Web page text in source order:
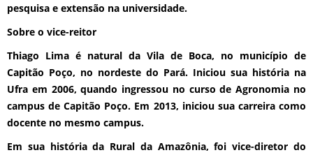
pesquisa e extensão na universidade.
Sobre o vice-reitor
Thiago Lima é natural da Vila de Boca, no município de
Capitão Poço, no nordeste do Pará. Iniciou sua história na
Ufra em 2006, quando ingressou no curso de Agronomia no
campus de Capitão Poço. Em 2013, iniciou sua carreira como
docente no mesmo campus.
Em sua história da Rural da Amazônia, foi vice-diretor do